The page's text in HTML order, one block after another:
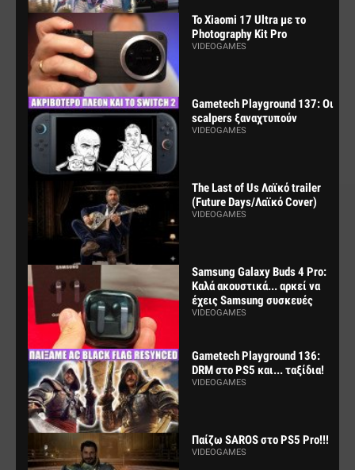
Το Xiaomi 17 Ultra με το
Photography Kit Pro
VIDEOGAMES
Gametech Playground 137: Οι
scalpers ξαναχτυπούν
VIDEOGAMES
The Last of Us Λαϊκό trailer
(Future Days/Λαϊκό Cover)
VIDEOGAMES
Samsung Galaxy Buds 4 Pro:
Καλά ακουστικά... αρκεί να
έχεις Samsung συσκευές
VIDEOGAMES
Gametech Playground 136:
DRM στο PS5 και... ταξίδια!
VIDEOGAMES
Παίζω SAROS στο PS5 Pro!!!
VIDEOGAMES